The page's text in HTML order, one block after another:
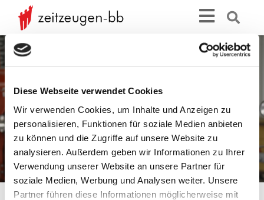
Diese Webseite verwendet Cookies
Wir verwenden Cookies, um Inhalte und Anzeigen zu
personalisieren, Funktionen für soziale Medien anbieten
zu können und die Zugriffe auf unsere Website zu
analysieren. Außerdem geben wir Informationen zu Ihrer
Verwendung unserer Website an unsere Partner für
soziale Medien, Werbung und Analysen weiter. Unsere
Partner führen diese Informationen möglicherweise mit